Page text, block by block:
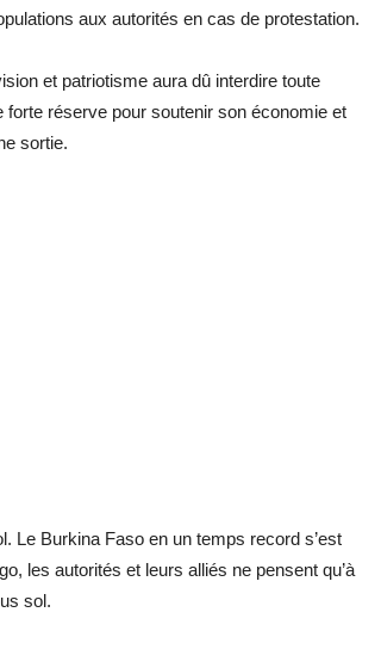
aux autorités en cas de protestation.
et patriotisme aura dû interdire toute
réserve pour soutenir son économie et
sortie.
Le Burkina Faso en un temps record s’est
les autorités et leurs alliés ne pensent qu’à
sol.